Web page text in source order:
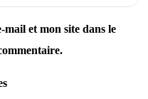
et mon site dans le